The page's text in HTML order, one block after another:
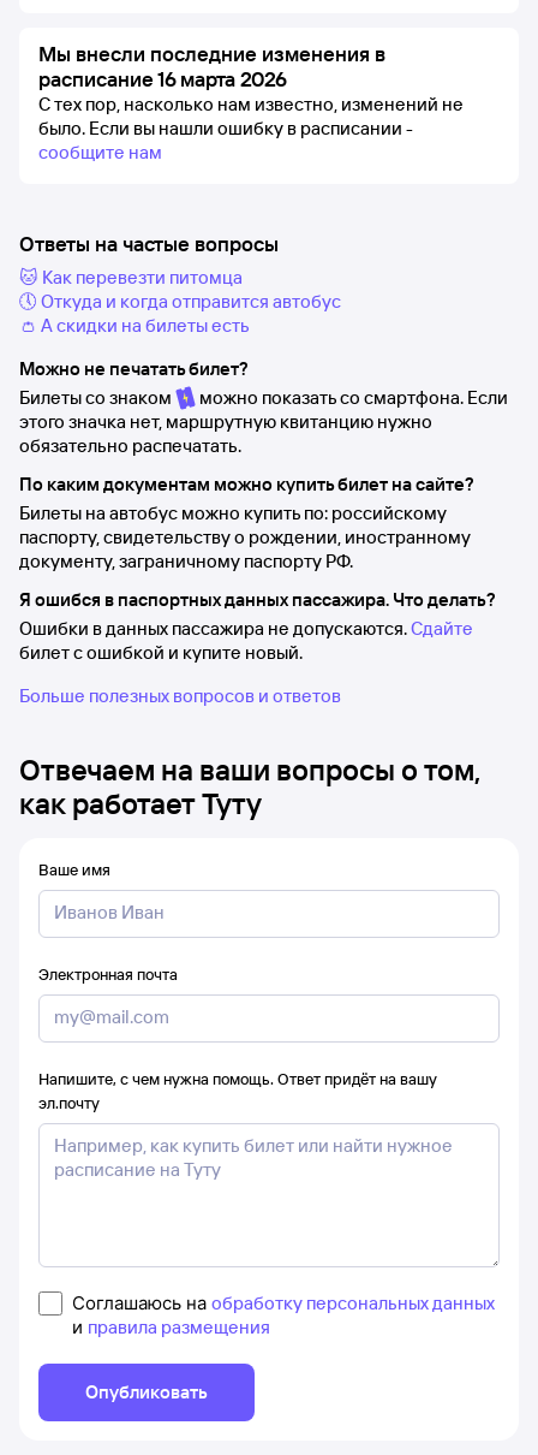
Мы внесли последние изменения в
расписание 16 марта 2026
С тех пор, насколько нам известно, изменений не
было. Если вы нашли ошибку в расписании -
сообщите нам
Ответы на частые вопросы
🐱 Как перевезти питомца
🕔 Откуда и когда отправится автобус
👛 А скидки на билеты есть
Можно не печатать билет?
Билеты со знаком
можно показать со смартфона. Если
этого значка нет, маршрутную квитанцию нужно
обязательно распечатать.
По каким документам можно купить билет на сайте?
Билеты на автобус можно купить по: российскому
паспорту, свидетельству о рождении, иностранному
документу, заграничному паспорту РФ.
Я ошибся в паспортных данных пассажира. Что делать?
Ошибки в данных пассажира не допускаются.Сдайте
билет с ошибкой и купите новый.
Больше полезных вопросов и ответов
Отвечаем на ваши вопросы о том,
как работает Туту
Ваше имя
Электронная почта
Напишите, с чем нужна помощь. Ответ придёт на вашу
эл.почту
Соглашаюсь на обработку персональных данных
и правила размещения
Опубликовать